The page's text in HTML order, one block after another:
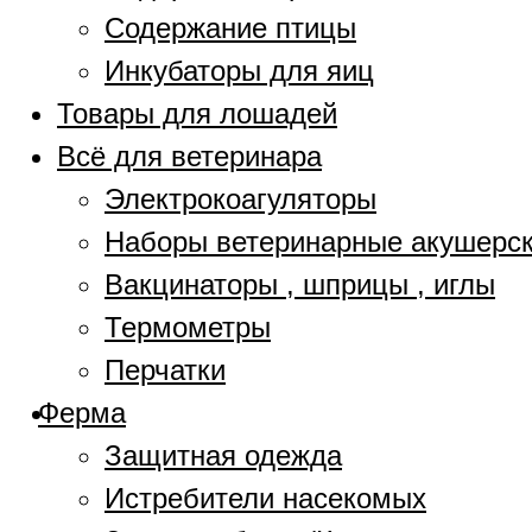
Содержание птицы
Инкубаторы для яиц
Товары для лошадей
Всё для ветеринара
Электрокоагуляторы
Наборы ветеринарные
Вакцинаторы , шприцы , иглы
Термометры
Перчатки
Ферма
Защитная одежда
Истребители насекомых